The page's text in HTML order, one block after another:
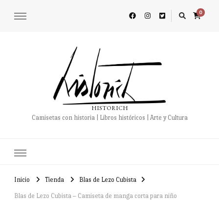
0
HISTORICH
Camisetas con historia | Libros históricos | Arte y Cultura
Inicio Tienda Blas de Lezo Cubista
Blas de Lezo Cubista – Camiseta de manga corta para niño